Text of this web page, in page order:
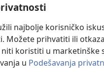
najbolje korisničko
Možete prihvatiti ili
koristiti u marketinške
u Podešavanja
Dramsko
Copyright© 2026 Watch Tower